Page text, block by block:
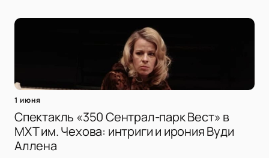
1 июня
Спектакль «350 Сентрал-парк Вест» в
МХТ им. Чехова: интриги и ирония Вуди
Аллена